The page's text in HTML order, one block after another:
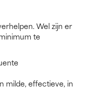
Wel zijn er
te
milde, effectieve, in